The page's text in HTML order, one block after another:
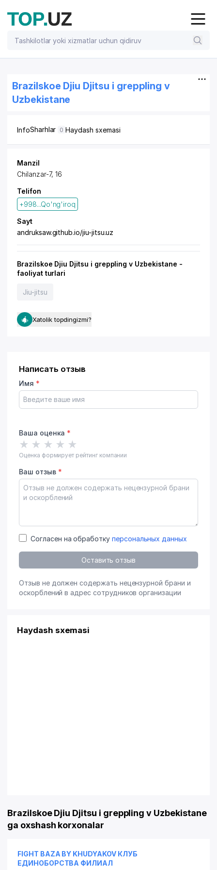
Brazilskoe Djiu Djitsu i greppling v
Uzbekistane
InfoSharhlar 0 Haydash sxemasi
Manzil
Chilanzar-7, 16
Telifon
+998...Qo'ng'iroq
Sayt
andruksaw.github.io/jiu-jitsu.uz
Brazilskoe Djiu Djitsu i greppling v Uzbekistane -
faoliyat turlari
Jiu-jitsu
Xatolik topdingizmi?
Написать отзыв
Имя *
Ваша оценка *
★ ★ ★ ★ ★
Оценка формирует рейтинг компании
Ваш отзыв *
Согласен на обработку персональных данных
Оставить отзыв
Отзыв не должен содержать нецензурной брани и
оскорблений в адрес сотрудников организации
Haydash sxemasi
Brazilskoe Djiu Djitsu i greppling v Uzbekistane
ga oxshash korxonalar
FIGHT BAZA BY KHUDYAKOV КЛУБ
ЕДИНОБОРСТВА ФИЛИАЛ